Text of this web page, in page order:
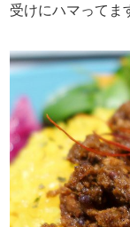
受けにハマってま